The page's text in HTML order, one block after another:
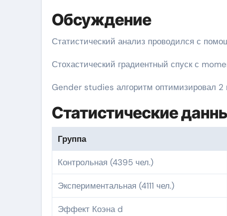
Обсуждение
Статистический анализ проводился с
Стохастический градиентный спуск с
Gender studies алгоритм оптимизировал
Статистические
Группа
Контрольная (4395 чел.)
Экспериментальная (4111 чел.)
Эффект Коэна d